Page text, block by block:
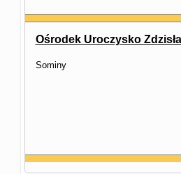
Ośrodek Uroczysko
Sominy